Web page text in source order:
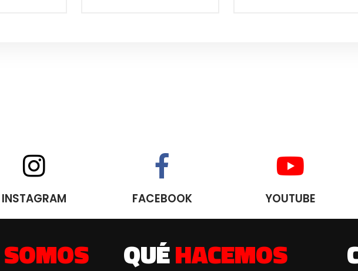
INSTAGRAM FACEBOOK YOUTUBE
SOMOS QUÉHACEMOS